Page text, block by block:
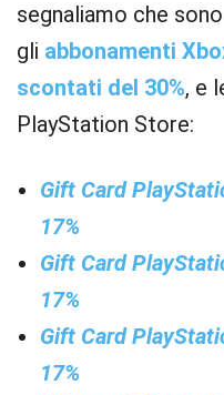
segnaliamo che
gli abbonamenti
scontati del 30%, e
PlayStation Store:
Gift Card
17%
Gift Card
17%
Gift Card
17%